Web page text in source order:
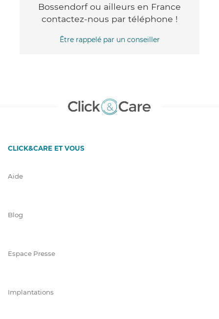
Bossendorf ou ailleurs en France
contactez-nous par téléphone !
Être rappelé par un conseiller
CLICK&CARE ET VOUS
Aide
Blog
Espace Presse
Implantations